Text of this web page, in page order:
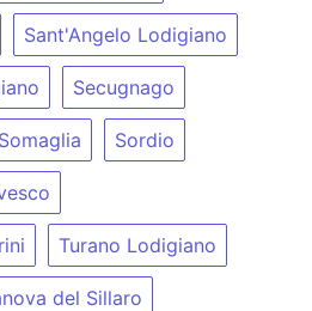
Sant'Angelo Lodigiano
Secugnago
Somaglia Sordio
Turano Lodigiano
del Sillaro